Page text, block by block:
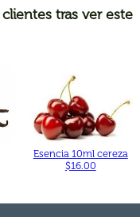
tras ver este
Esencia 10ml cereza
$16.00